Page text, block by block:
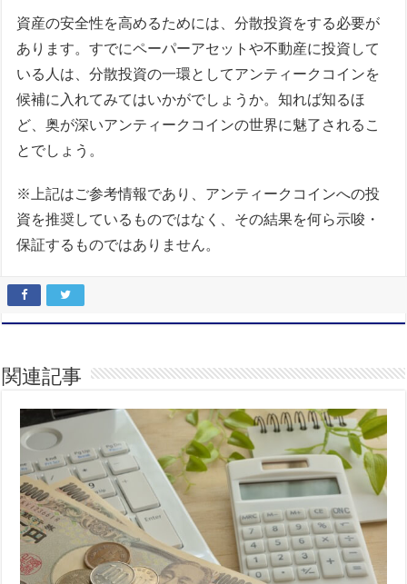
資産の安全性を高めるためには、分散投資をする必要が
あります。すでにペーパーアセットや不動産に投資して
いる人は、分散投資の一環としてアンティークコインを
候補に入れてみてはいかがでしょうか。知れば知るほ
ど、奥が深いアンティークコインの世界に魅了されるこ
とでしょう。
※上記はご参考情報であり、アンティークコインへの投
資を推奨しているものではなく、その結果を何ら示唆・
保証するものではありません。
関連記事